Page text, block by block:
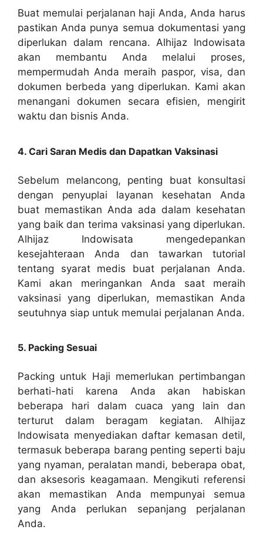
Buat memulai perjalanan haji Anda, Anda harus
pastikan Anda punya semua dokumentasi yang
diperlukan dalam rencana. Alhijaz Indowisata
akan membantu Anda melalui proses,
mempermudah Anda meraih paspor, visa, dan
dokumen berbeda yang diperlukan. Kami akan
menangani dokumen secara efisien, mengirit
waktu dan bisnis Anda.
4. Cari Saran Medis dan Dapatkan Vaksinasi
Sebelum melancong, penting buat konsultasi
dengan penyuplai layanan kesehatan Anda
buat memastikan Anda ada dalam kesehatan
yang baik dan terima vaksinasi yang diperlukan.
Alhijaz Indowisata mengedepankan
kesejahteraan Anda dan tawarkan tutorial
tentang syarat medis buat perjalanan Anda.
Kami akan meringankan Anda saat meraih
vaksinasi yang diperlukan, memastikan Anda
seutuhnya siap untuk memulai perjalanan Anda.
5. Packing Sesuai
Packing untuk Haji memerlukan pertimbangan
berhati-hati karena Anda akan habiskan
beberapa hari dalam cuaca yang lain dan
terturut dalam beragam kegiatan. Alhijaz
Indowisata menyediakan daftar kemasan detil,
termasuk beberapa barang penting seperti baju
yang nyaman, peralatan mandi, beberapa obat,
dan aksesoris keagamaan. Mengikuti referensi
akan memastikan Anda mempunyai semua
yang Anda perlukan sepanjang perjalanan
Anda.